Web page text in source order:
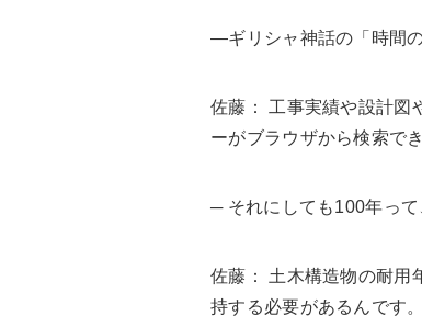
—ギリシャ神話の「時間の
佐藤 ： 工事実績や設計
ーがブラウザから検索で
─ それにしても100年っ
佐藤 ： 土木構造物の耐
持する必要があるんです